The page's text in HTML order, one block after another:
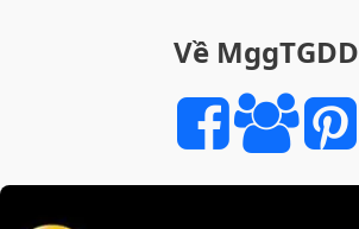
TỐT
Về MggTGDD